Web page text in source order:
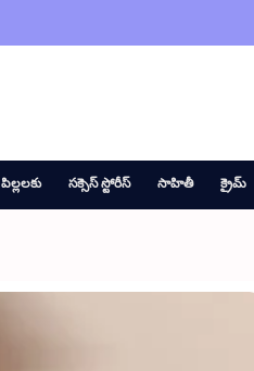
పిల్లలకు సక్సెస్ స్టోరీస్ సాహితీ క్రైమ్